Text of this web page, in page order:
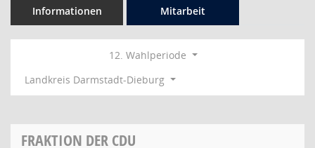
Informationen Mitarbeit
12. Wahlperiode
Landkreis Darmstadt-Dieburg
FRAKTION DER CDU